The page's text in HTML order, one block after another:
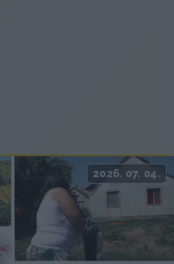
2026. 07. 04.